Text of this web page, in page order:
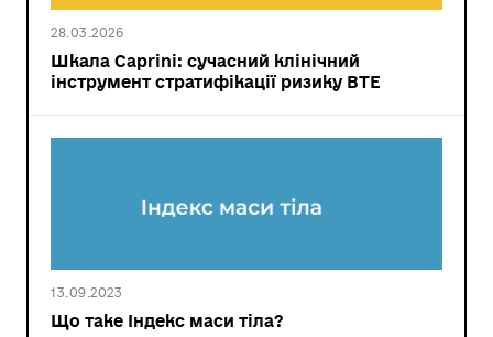
28.03.2026
Шкала Caprini: сучасний клінічний
інструмент стратифікації ризику ВТЕ
13.09.2023
Що таке Індекс маси тіла?